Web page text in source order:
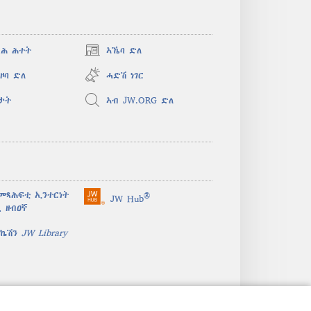
ሕተት ኣኼባ ድለ
(opens
new
window)
ድለ ሓድሽ ነገር
ኣብ JW.ORG ድለ
ኢንተርነት
ዘብዐኛ
JW Hub®
(opens
JW Library